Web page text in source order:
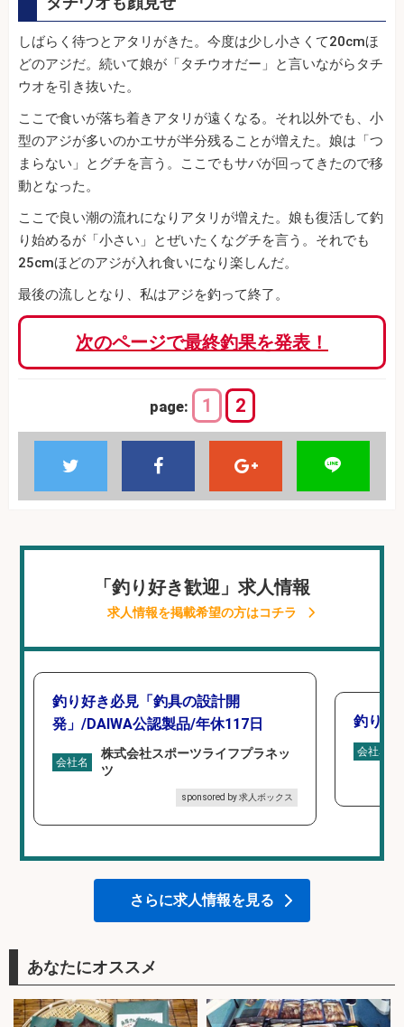
しばらく待つとアタリがきた。今度は少し小さくて20cmほ
どのアジだ。続いて娘が「タチウオだー」と言いながらタチ
ウオを引き抜いた。
ここで食いが落ち着きアタリが遠くなる。それ以外でも、小
型のアジが多いのかエサが半分残ることが増えた。娘は「つ
まらない」とグチを言う。ここでもサバが回ってきたので移
動となった。
ここで良い潮の流れになりアタリが増えた。娘も復活して釣
り始めるが「小さい」とぜいたくなグチを言う。それでも
25cmほどのアジが入れ食いになり楽しんだ。
最後の流しとなり、私はアジを釣って終了。
次のページで最終釣果を発表！
page: 1 2
「釣り好き歓迎」求人情報
求人情報を掲載希望の方はコチラ
釣り好き必見「釣具の設計開
発」/DAIWA公認製品/年休117日
会社名
株式会社スポーツライフプラネッ
ツ
sponsored by 求人ボックス
釣り具
会社名
さらに求人情報を見る
あなたにオススメ